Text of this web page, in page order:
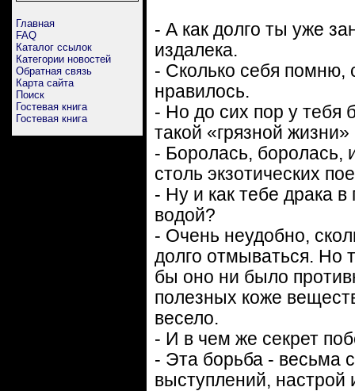
Главная
FAQ
Каталог ссылок
Категории новостей
Обратная связь
Карта сайта
Поиск
Гостевая книга
Гостевая книга
- А как долго ты уже
издалека.
- Сколько себя помню,
нравилось.
- Но до сих пор у тебя
такой «грязной жизни»
- Боролась, боролась,
столь экзотических
- Ну и как тебе драка
водой?
- Очень неудобно,
долго отмываться. Но
бы оно ни было
полезных коже
весело.
- И в чем же секрет
- Эта борьба - весьма
выступлений,